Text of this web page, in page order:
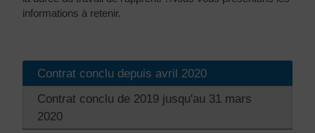
informations à retenir.
Contrat conclu depuis avril 2020
Contrat conclu de 2019 jusqu'au 31 mars
2020